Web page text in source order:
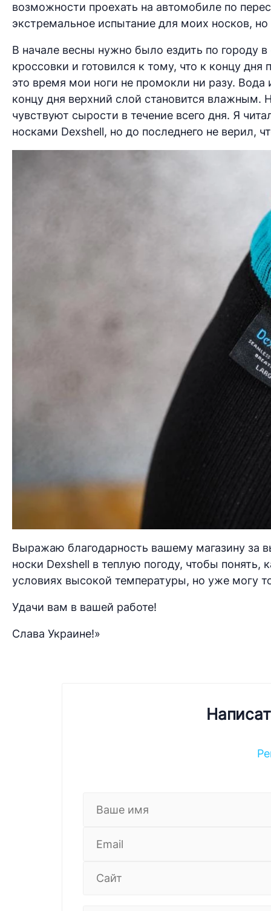
возможности проехать на автомобиле по
экстремальное испытание для моих носков,
В начале весны нужно было ездить по городу
кроссовки и готовился к тому, что к концу
это время мои ноги не промокли ни разу. Вода
концу дня верхний слой становится влажным.
чувствуют сырости в течение всего дня. Я
носками Dexshell, но до последнего не верил,
Выражаю благодарность вашему магазину за
носки Dexshell в теплую погоду, чтобы понять,
условиях высокой температуры, но уже могу
Удачи вам в вашей работе!
Слава Украине!»